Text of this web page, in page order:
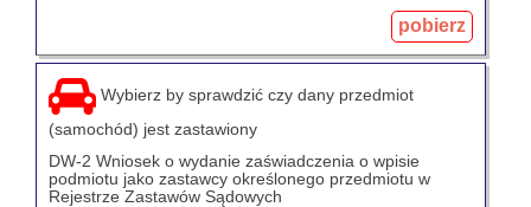
pobierz
Wybierz by sprawdzić czy dany przedmiot
(samochód) jest zastawiony
DW-2 Wniosek o wydanie zaświadczenia o wpisie
podmiotu jako zastawcy określonego przedmiotu w
Rejestrze Zastawów Sądowych